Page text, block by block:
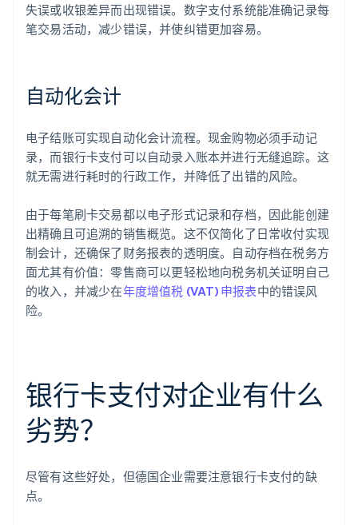
失误或收银差异而出现错误。数字支付系统能准确记录每
笔交易活动，减少错误，并使纠错更加容易。
自动化会计
电子结账可实现自动化会计流程。现金购物必须手动记
录，而银行卡支付可以自动录入账本并进行无缝追踪。这
就无需进行耗时的行政工作，并降低了出错的风险。
由于每笔刷卡交易都以电子形式记录和存档，因此能创建
出精确且可追溯的销售概览。这不仅简化了日常收付实现
制会计，还确保了财务报表的透明度。自动存档在税务方
面尤其有价值：零售商可以更轻松地向税务机关证明自己
的收入，并减少在年度增值税 (VAT) 申报表中的错误风
险。
银行卡支付对企业有什么
劣势？
尽管有这些好处，但德国企业需要注意银行卡支付的缺
点。